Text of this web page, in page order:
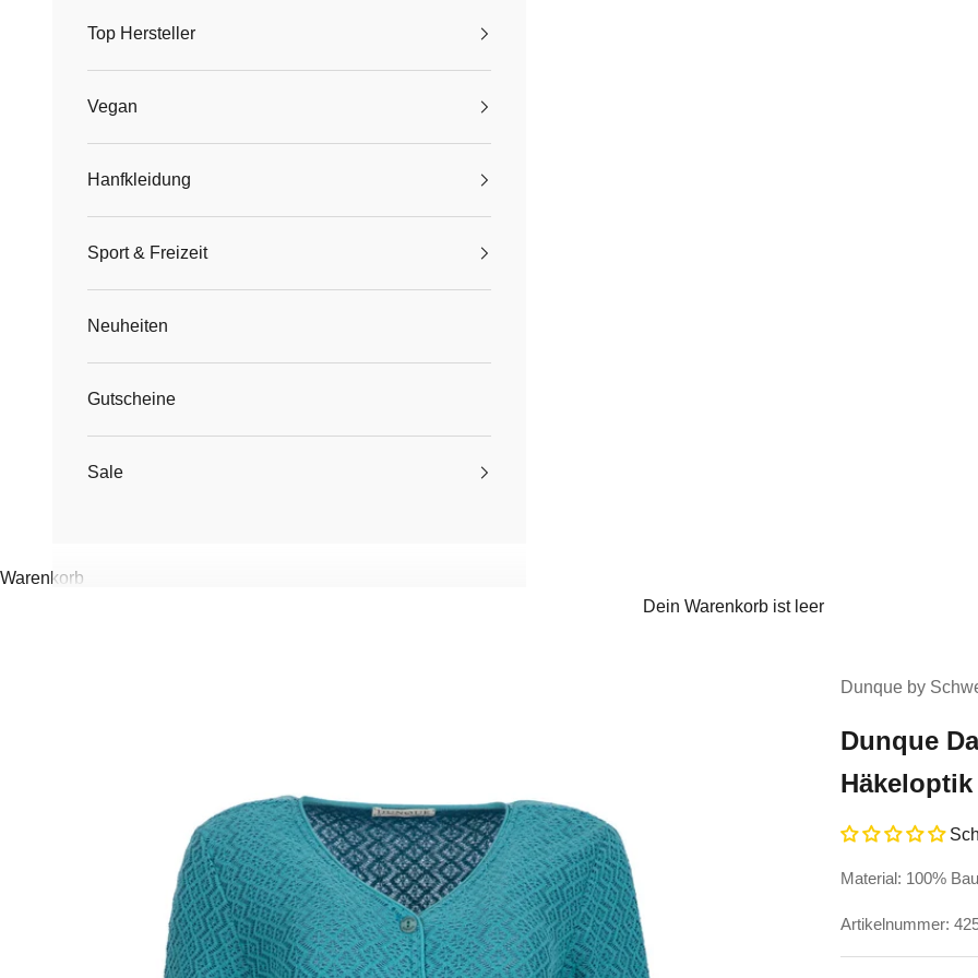
Top Hersteller
Vegan
Hanfkleidung
Sport & Freizeit
Neuheiten
Gutscheine
Sale
Warenkorb
Dein Warenkorb ist leer
Dunque by
Dunque
Material: 100%
Artikelnummer: